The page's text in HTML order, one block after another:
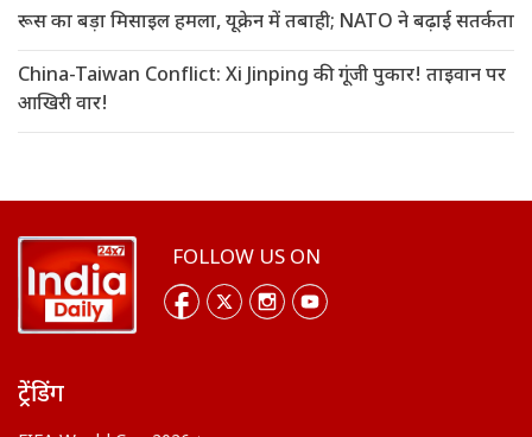
रूस का बड़ा मिसाइल हमला, यूक्रेन में तबाही; NATO ने बढ़ाई सतर्कता
China-Taiwan Conflict: Xi Jinping की गूंजी पुकार! ताइवान पर
आखिरी वार!
FOLLOW US ON
ट्रेंडिंग